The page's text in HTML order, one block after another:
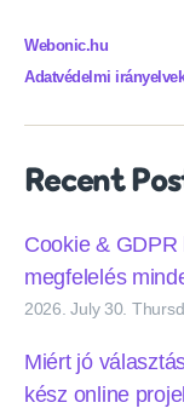
Webonic.hu
Adatvédelmi
Recent
Cookie &
megfelelés
2026. July 30.
Miért jó
kész online